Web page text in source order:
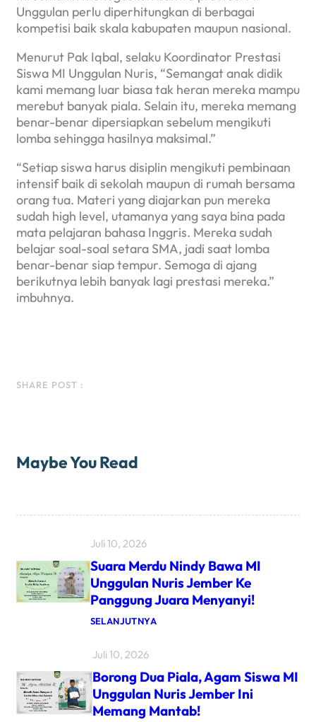
Unggulan perlu diperhitungkan di berbagai
kompetisi baik skala kabupaten maupun nasional.
Menurut Pak Iqbal, selaku Koordinator Prestasi
Siswa MI Unggulan Nuris, “Semangat anak didik
kami memang luar biasa tak heran mereka mampu
merebut banyak piala. Selain itu, mereka memang
benar-benar dipersiapkan sebelum mengikuti
lomba sehingga hasilnya maksimal.”
“Setiap siswa harus disiplin mengikuti pembinaan
intensif baik di sekolah maupun di rumah bersama
orang tua. Materi yang diajarkan pun mereka
sudah high level, utamanya yang saya bina pada
mata pelajaran bahasa Inggris. Mereka sudah
belajar soal-soal setara SMA, jadi saat lomba
benar-benar siap tempur. Semoga di ajang
berikutnya lebih banyak lagi prestasi mereka.”
imbuhnya.
SHARE POST :
Maybe You Read
Juli 10, 2026
Suara Merdu Nindy Bawa MI
Unggulan Nuris Jember Ke
Panggung Juara Menyanyi!
SELANJUTNYA:
A
M
E
R
Juli 10, 2026
Borong Dua Piala, Agam Siswa MI
Unggulan Nuris Jember Ini
Memang Mantab!